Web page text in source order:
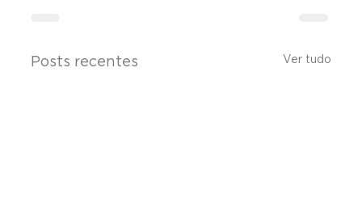
Posts recentes Ver tudo